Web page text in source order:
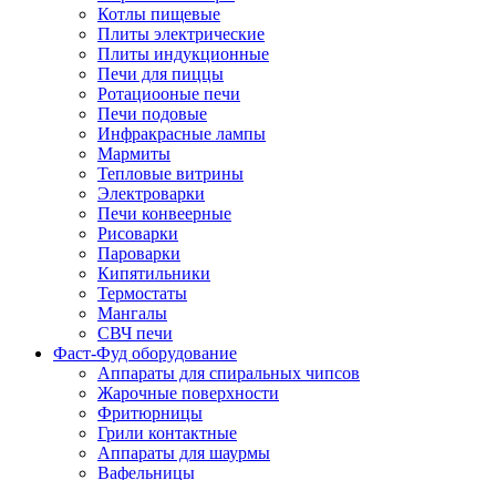
Котлы пищевые
Плиты электрические
Плиты индукционные
Печи для пиццы
Ротациооные печи
Печи подовые
Инфракрасные лампы
Мармиты
Тепловые витрины
Электроварки
Печи конвеерные
Рисоварки
Пароварки
Кипятильники
Термостаты
Мангалы
СВЧ печи
Фаст-Фуд оборудование
Аппараты для спиральных чипсов
Жарочные поверхности
Фритюрницы
Грили контактные
Аппараты для шаурмы
Вафельницы